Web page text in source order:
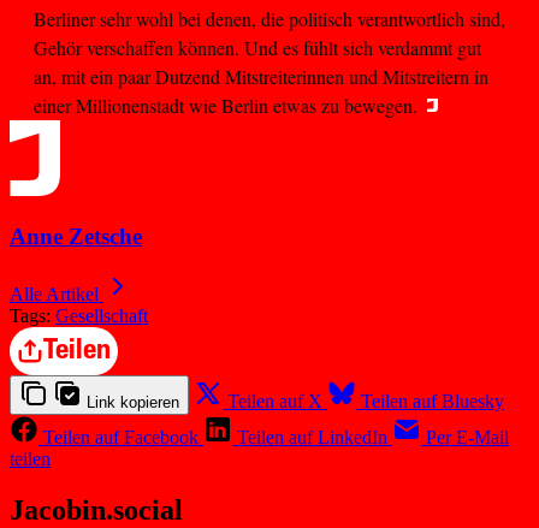
Berliner sehr wohl bei denen, die politisch verantwortlich sind,
Gehör verschaffen können. Und es fühlt sich verdammt gut
an, mit ein paar Dutzend Mitstreiterinnen und Mitstreitern in
einer Millionenstadt wie Berlin etwas zu bewegen.
Anne Zetsche
Alle Artikel
Tags: Gesellschaft
Teilen
Link kopieren Teilen auf X
Teilen auf Bluesky
Teilen auf Facebook
Teilen auf LinkedIn
Per E-Mail
teilen
Jacobin.social